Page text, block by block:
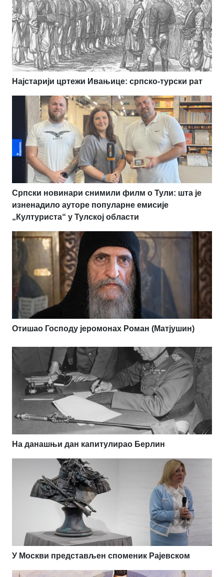
Најстарији цртежи Ивањице: српско-турски рат
Српски новинари снимили филм о Тули: шта је
изненадило ауторе популарне емисије
„Културиста“ у Тулској области
Отишао Господу јеромонах Роман (Матјушин)
На данашњи дан капитулирао Берлин
У Москви представљен споменик Рајевском